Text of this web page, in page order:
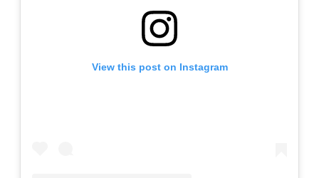
View this post on Instagram